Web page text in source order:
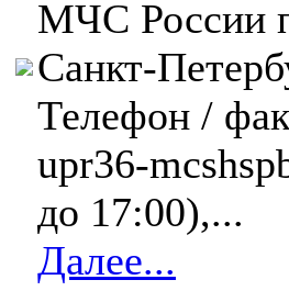
МЧС России
Телефон /
upr36-
до 17:00),...
Далее...